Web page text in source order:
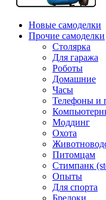
Новые самоделки
Прочие самоделки
Столярка
Для гаража
Роботы
Домашние
Часы
Телефоны и
Моддинг
Охота
Питомцам
Стимпанк
Опыты
Для спорта
Брелоки